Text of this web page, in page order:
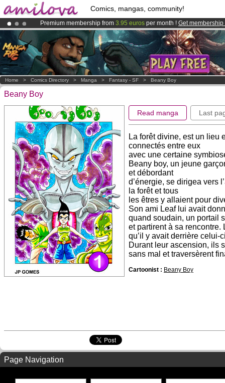
Comics, mangas, community!
Premium membership from 3.95 euros per month ! Get membership
Already 100000membersand 1000comics & mangas!.
AmilovaKickstarter is now LIVE!.
Home > Comics Directory > Manga > Fantasy - SF > Beany Boy
Beany Boy
Read manga Last
La forêt divine, est un lieu
connectés entre eux
avec une certaine
Beany boy, un jeune
et débordant
d’énergie, se dirigea vers
la forêt et tous
les êtres y allaient pour
Son ami Leaf lui avait
quand soudain, un portail
et partirent à sa rencontre.
qu’il y avait derrière celui-
Durant leur ascension, ils
sans mal et traversèrent
Cartoonist : Beany Boy
Page Navigation